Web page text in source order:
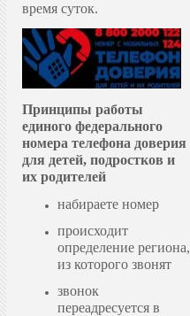
время суток.
Принципы работы
единого федерального
номера телефона доверия
для детей, подростков и
их родителей
набираете номер
происходит
определение региона,
из которого звонят
звонок
переадресуется в